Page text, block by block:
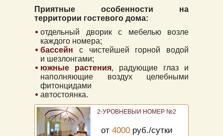
Приятные особенности на
территории гостевого дома:
отдельный дворик с мебелью возле
каждого номера;
бассейн с чистейшей горной водой
и шезлонгами;
южные растения, радующие глаз и
наполняющие воздух целебными
фитонцидами
автостоянка.
2-УРОВНЕВЫЙ НОМЕР №2
от 4000 руб./сутки